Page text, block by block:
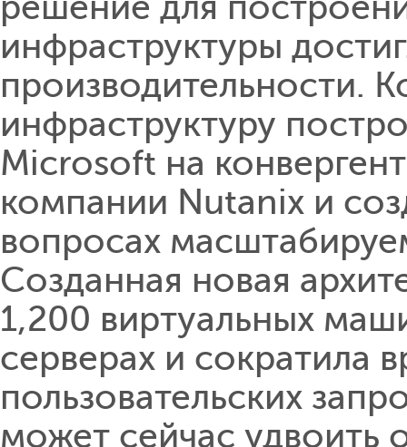
инфраструктуры
производительности.
инфраструктуру
Microsoft на
компании Nutanix и
вопросах
Созданная новая
1,200 виртуальных
серверах и сократила
пользовательских
может сейчас